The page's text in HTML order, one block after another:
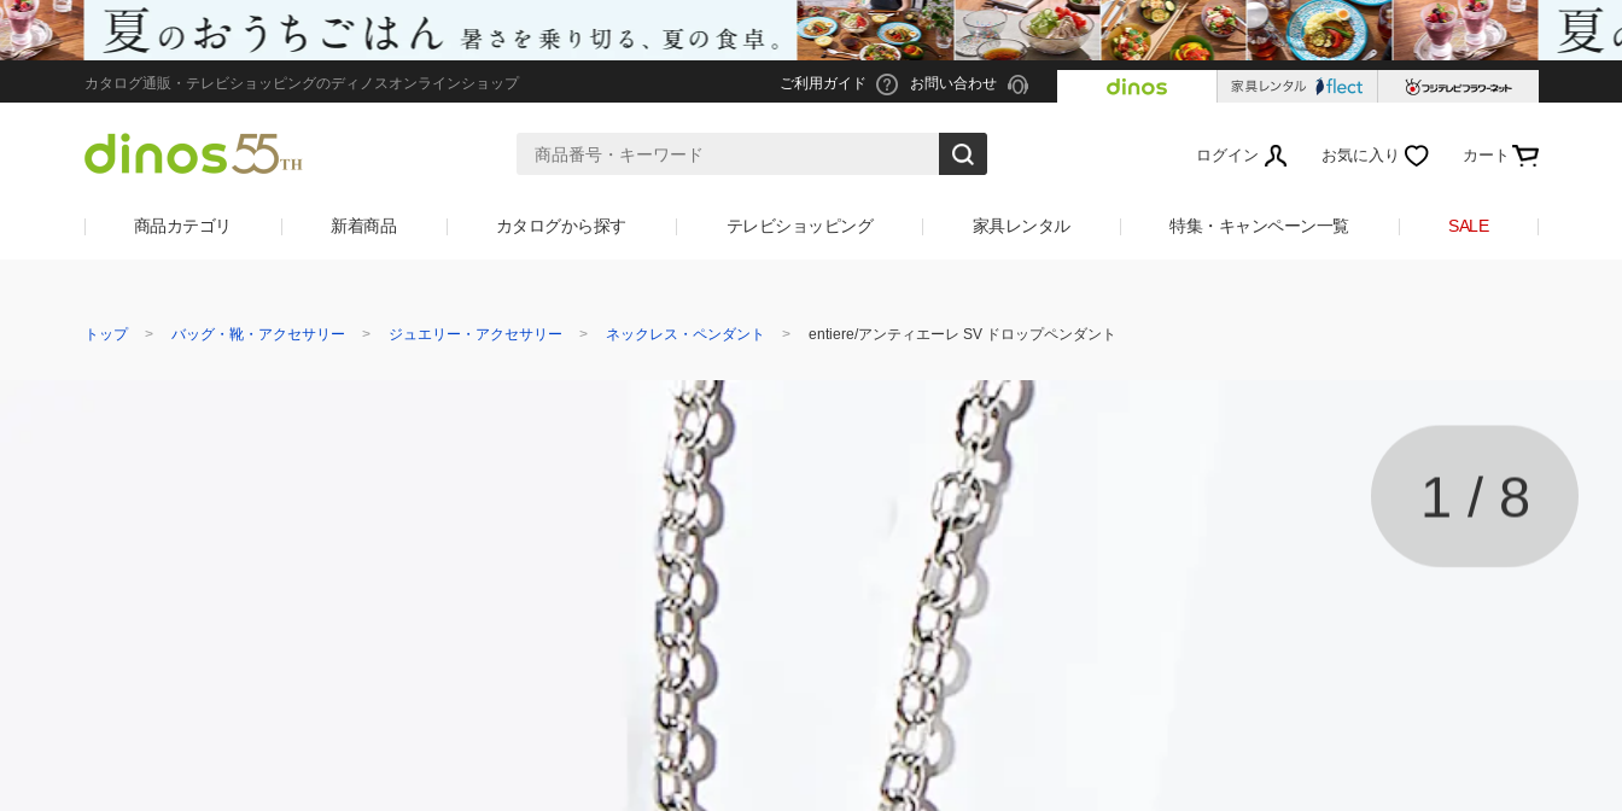
カタログ通販・テレビショッピングのディノスオンラインショップ ご利用ガイド お問い合わせ
ログイン お気に入り カート
商品カテゴリ 新着商品 カタログから探す テレビショッピング 家具レンタル 特集・キャンペーン一覧 SALE
トップ バッグ・靴・アクセサリー ジュエリー・アクセサリー ネックレス・ペンダント entiere/アンティエーレ SV ドロップペンダント
1 / 8